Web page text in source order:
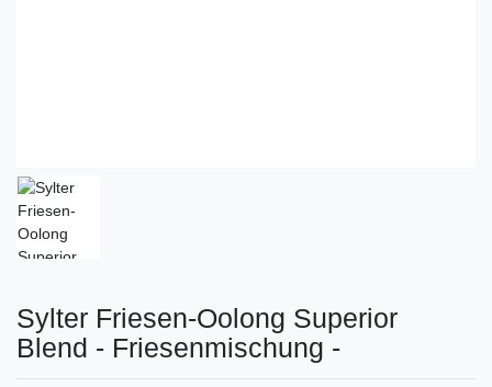
Sylter Friesen-Oolong Superior
Blend - Friesenmischung -